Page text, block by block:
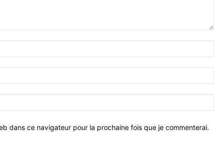
dans ce navigateur pour la prochaine fois que je commenterai.